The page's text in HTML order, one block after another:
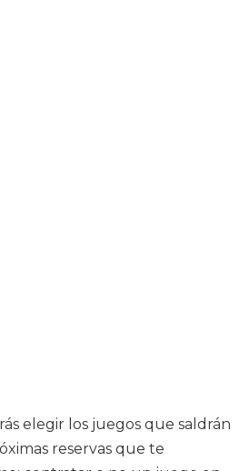
elegir los juegos que saldrán
reservas que te